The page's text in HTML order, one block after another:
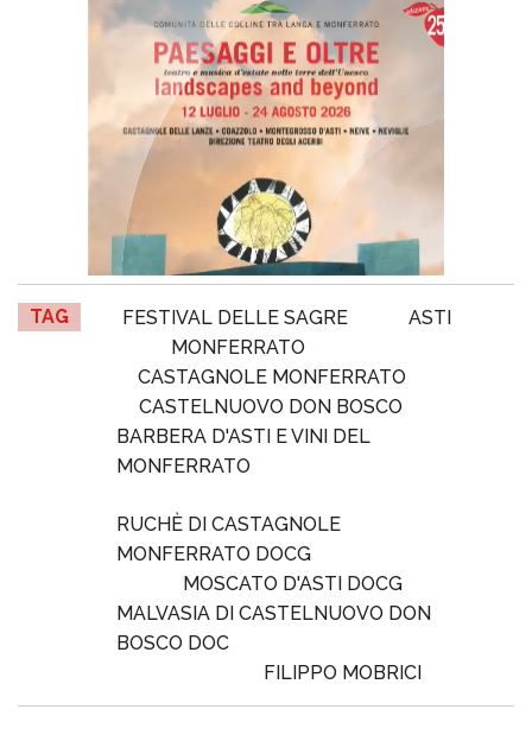
TAG FESTIVAL DELLE SAGRE
ASTI
MONFERRATO
CASTAGNOLE MONFERRATO
CASTELNUOVO DON BOSCO
BARBERA D'ASTI E VINI DEL
MONFERRATO
RUCHÈ DI CASTAGNOLE
MONFERRATO DOCG
MOSCATO D'ASTI DOCG
MALVASIA DI CASTELNUOVO DON
BOSCO DOC
FILIPPO MOBRICI